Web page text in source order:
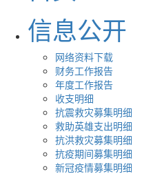
信息公开
网络资料下载
财务工作报告
年度工作报告
收支明细
抗震救灾募集明细
救助英雄支出明细
抗洪救灾募集明细
抗疫期间募集明细
新冠疫情募集明细